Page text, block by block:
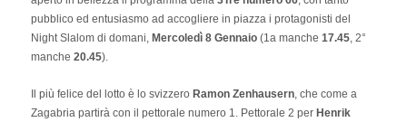
pubblico ed entusiasmo ad accogliere in piazza i protagonisti del
Night Slalom di domani, Mercoledì 8 Gennaio(1a manche 17.45, 2°
manche 20.45).
Il più felice del lotto è lo svizzero Ramon Zenhausern, che come a
Zagabria partirà con il pettorale numero 1. Pettorale 2 per Henrik